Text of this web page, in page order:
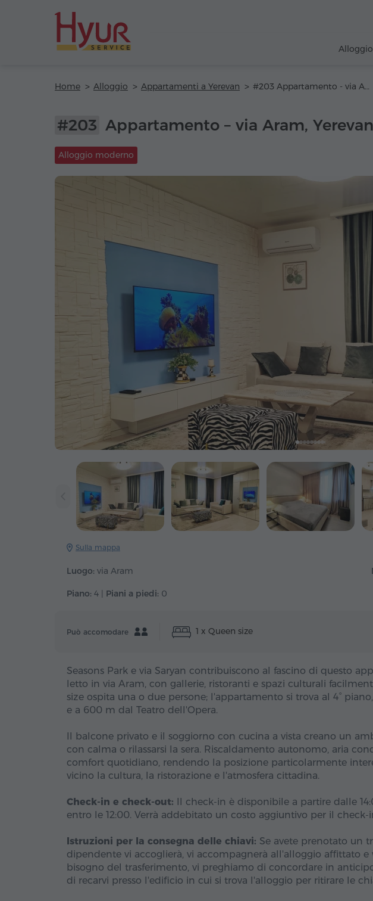
Alloggio
Home Alloggio Appartamenti a Yerevan #203 Appartamento - via Aram
#203 Appartamento – via Aram, Yerevan
Alloggio moderno
Sulla mappa
Luogo: via Aram
Piano: 4 | Piani a piedi: 0
Può accomodare 1 x Queen size
Seasons Park e via Saryan contribuiscono al fascino di questo
letto in via Aram, con gallerie, ristoranti e spazi culturali
size ospita una o due persone; l'appartamento si trova al 4°
e a 600 m dal Teatro dell'Opera.
Il balcone privato e il soggiorno con cucina a vista creano un
con calma o rilassarsi la sera. Riscaldamento autonomo, aria
comfort quotidiano, rendendo la posizione particolarmente
vicino la cultura, la ristorazione e l'atmosfera cittadina.
Check-in e check-out: Il check-in è disponibile a partire dalle
entro le 12:00. Verrà addebitato un costo aggiuntivo per il
Istruzioni per la consegna delle chiavi: Se avete prenotato un
dipendente vi accoglierà, vi accompagnerà all'alloggio affittato e
bisogno del trasferimento, vi preghiamo di concordare in
di recarvi presso l'edificio in cui si trova l'alloggio per ritirare le